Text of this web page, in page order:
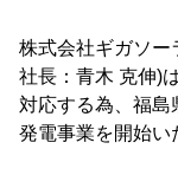
株式会社ギガソー
社長：青木 克伸)
対応する為、福島
発電事業を開始い